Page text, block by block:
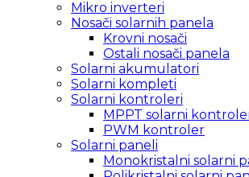
Mikro inverteri
Nosači solarnih panela
Krovni nosači
Ostali nosači panela
Solarni akumulatori
Solarni kompleti
Solarni kontroleri
MPPT solarni
PWM kontroler
Solarni paneli
Monokristalni solarni